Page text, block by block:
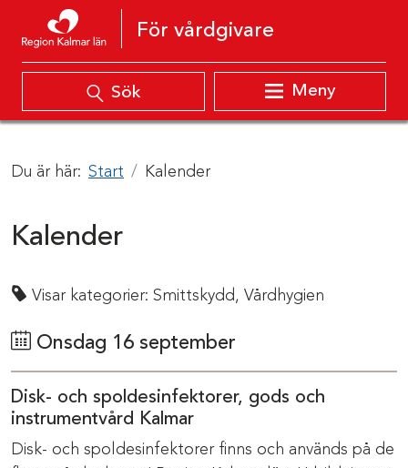
Hoppa till innehåll
För vårdgivare
Sök Meny
Du är här: Start Kalender
Kalender
Visar kategorier: Smittskydd, Vårdhygien
Onsdag 16 september
Disk- och spoldesinfektorer, gods och
instrumentvård Kalmar
Disk- och spoldesinfektorer finns och används på de